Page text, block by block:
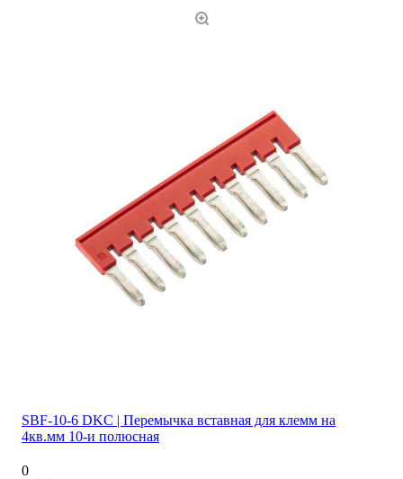
SBF-10-6 DKC | Перемычка вставная для клемм на
4кв.мм 10-и полюсная
0